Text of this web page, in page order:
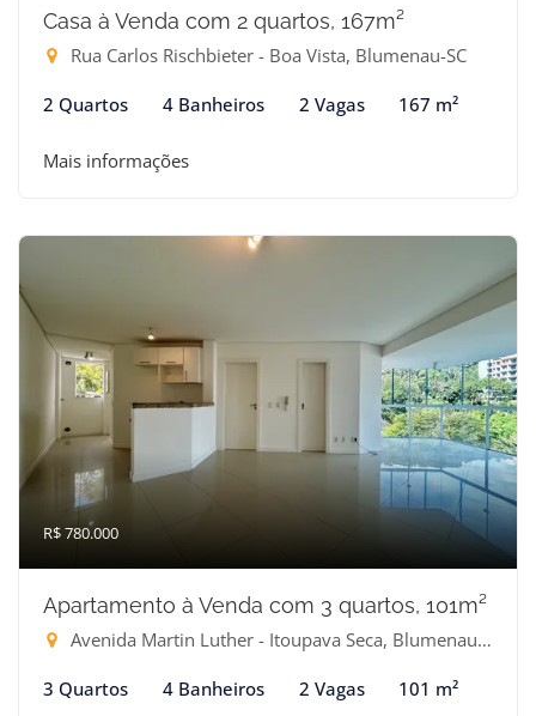
Casa à Venda com 2 quartos, 167m²
Rua Carlos Rischbieter - Boa Vista, Blumenau-SC
2 Quartos 4 Banheiros 2 Vagas 167 m²
Mais informações
R$ 780.000
Apartamento à Venda com 3 quartos, 101m²
Avenida Martin Luther - Itoupava Seca, Blumenau-SC
3 Quartos 4 Banheiros 2 Vagas 101 m²